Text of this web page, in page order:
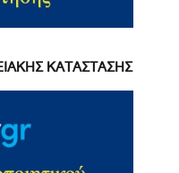
ΚΑΤΑΣΤΑΣΗΣ